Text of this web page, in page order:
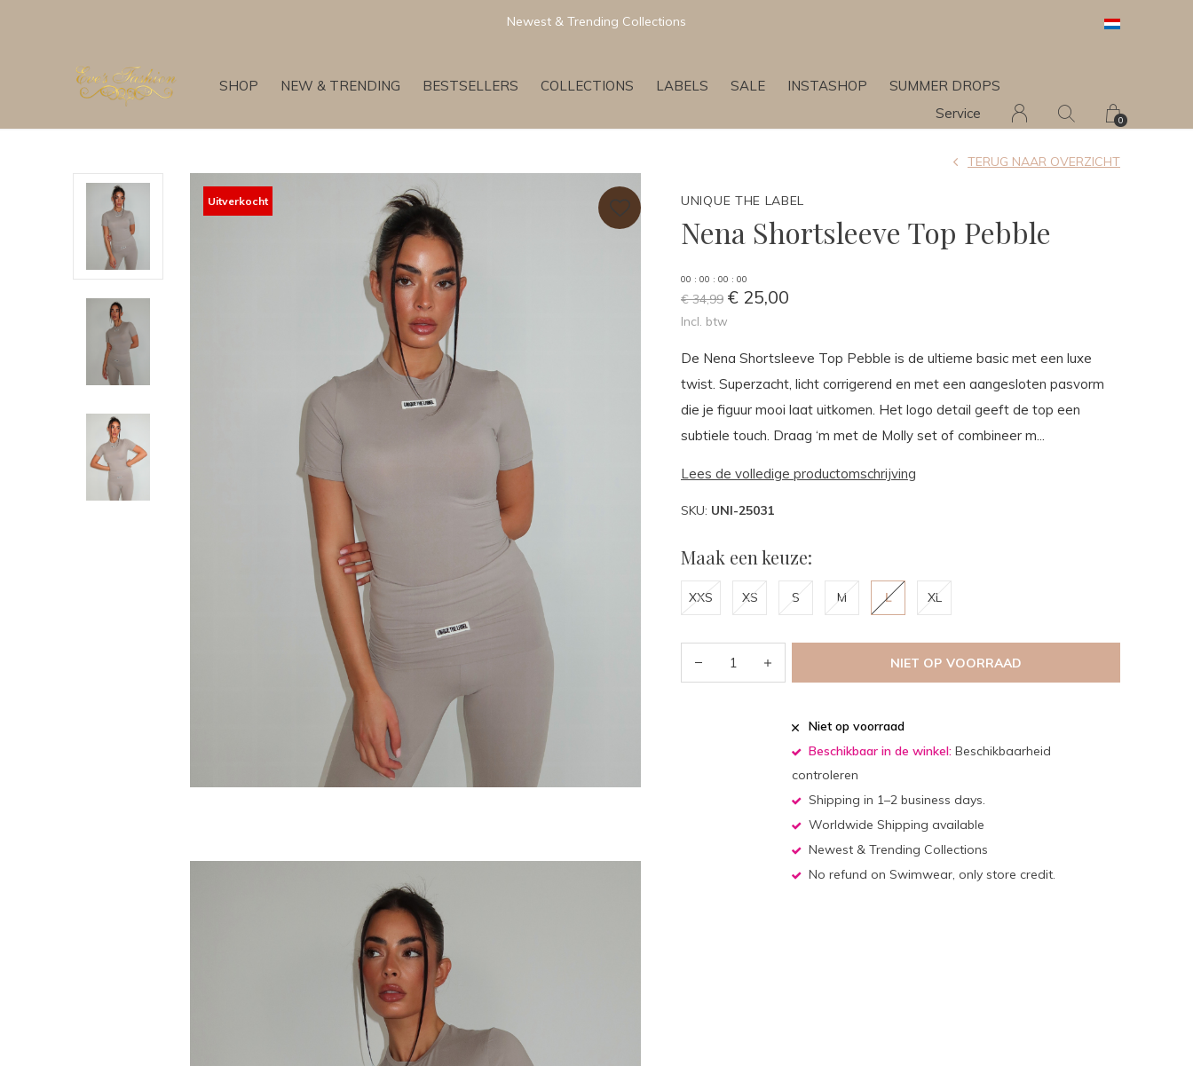
SHOP NEW & TRENDING BESTSELLERS COLLECTIONS LABELS SALE INSTASHOP
SUMMER DROPS
Service
0
Newest & Trending Collections
Uitverkocht UNIQUE THE LABEL
Nena Shortsleeve Top Pebble
TERUG NAAR OVERZICHT
00 : 00 : 00 : 00
€ 34,99 € 25,00
Incl. btw
De Nena Shortsleeve Top Pebble is de ultieme basic met een luxe
twist. Superzacht, licht corrigerend en met een aangesloten pasvorm
die je figuur mooi laat uitkomen. Het logo detail geeft de top een
subtiele touch. Draag ‘m met de Molly set of combineer m...
Lees de volledige productomschrijving
SKU: UNI-25031
Maak een keuze:
XXS XS S M L XL
NIET OP VOORRAAD
Niet op voorraad
Beschikbaar in de winkel: Beschikbaarheid
controleren
Shipping in 1–2 business days.
Worldwide Shipping available
Newest & Trending Collections
No refund on Swimwear, only store credit.